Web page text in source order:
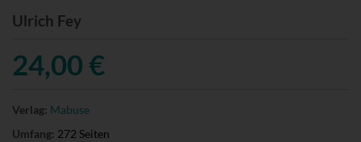
Ulrich Fey
24,00 €
Verlag: Mabuse
Umfang: 272 Seiten